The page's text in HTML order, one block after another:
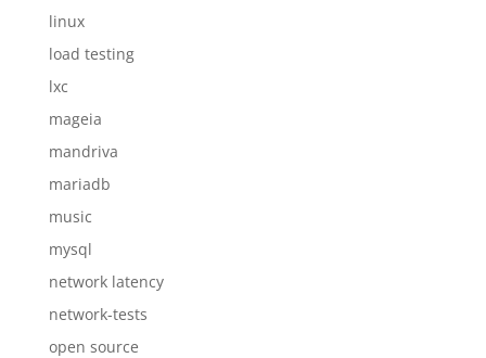
linux
load testing
lxc
mageia
mandriva
mariadb
music
mysql
network latency
network-tests
open source